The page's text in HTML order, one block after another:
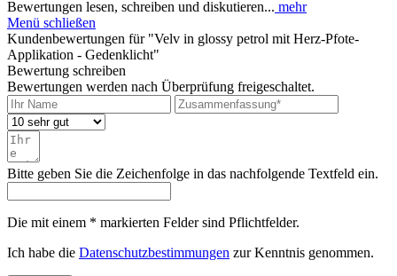
Bewertungen lesen, schreiben und diskutieren... mehr
Menü schließen
Kundenbewertungen für "Velv in glossy petrol mit Herz-Pfote-
Applikation - Gedenklicht"
Bewertung schreiben
Bewertungen werden nach Überprüfung freigeschaltet.
Bitte geben Sie die Zeichenfolge in das nachfolgende Textfeld ein.
Die mit einem * markierten Felder sind Pflichtfelder.
Ich habe die Datenschutzbestimmungen zur Kenntnis genommen.